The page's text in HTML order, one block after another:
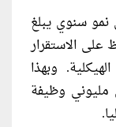
سنوي يبلغ
على الاستقرار
وبهذا
وظيفة